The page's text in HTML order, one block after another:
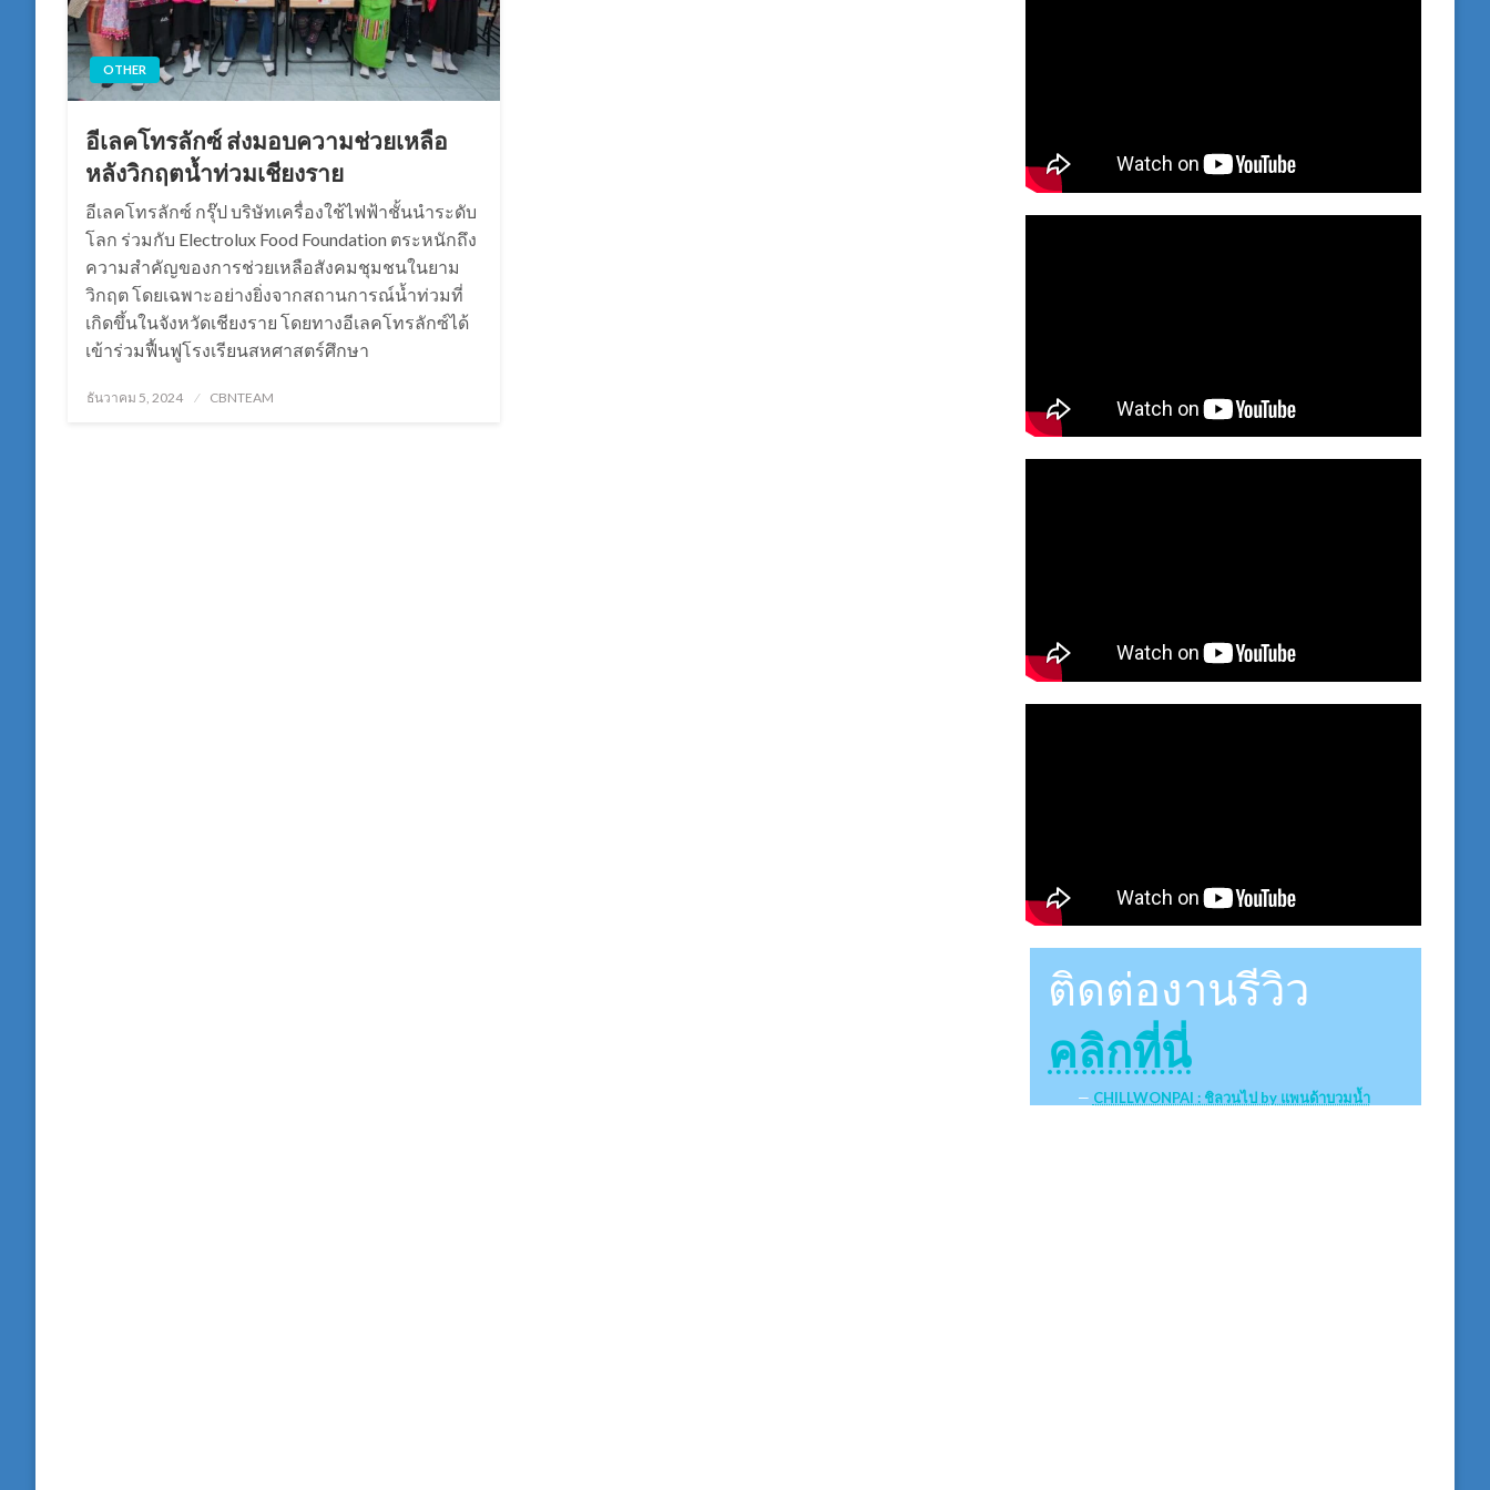
OTHER
อีเลคโทรลักซ์ ส่งมอบความช่วยเหลือ
หลังวิกฤตน้ำท่วมเชียงราย
อีเลคโทรลักซ์ กรุ๊ป บริษัทเครื่องใช้ไฟฟ้าชั้นนำระดับ
โลก ร่วมกับ Electrolux Food Foundation ตระหนักถึง
ความสำคัญของการช่วยเหลือสังคมชุมชนในยาม
วิกฤต โดยเฉพาะอย่างยิ่งจากสถานการณ์น้ำท่วมที่
เกิดขึ้นในจังหวัดเชียงราย โดยทางอีเลคโทรลักซ์ได้
เข้าร่วมฟื้นฟูโรงเรียนสหศาสตร์ศึกษา
Posted
ธันวาคม 5, 2024 CBNTEAM
ติดต่องานรีวิว
คลิกที่นี่
CHILLWONPAI : ชิลวนไป by แพนด้าบวมน้ำ